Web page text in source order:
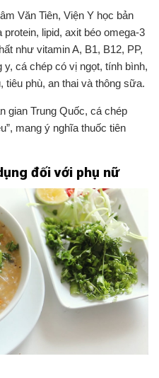
Văn Tiên, Viện Y học bản
lipid, axit béo omega-3
như vitamin A, B1, B12, PP,
cá chép có vị ngọt, tính bình,
phù, an thai và thông sữa.
gian Trung Quốc, cá chép
mang ý nghĩa thuốc tiên
đối với phụ nữ